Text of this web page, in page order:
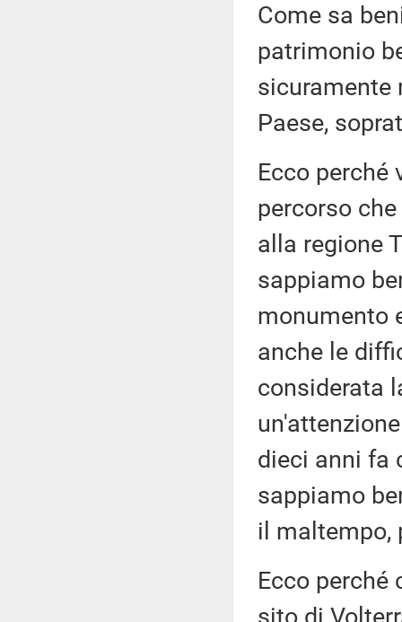
Come sa
patrimonio
sicuramente
Paese,
Ecco perché
percorso
alla regione
sappiamo
monumento
anche le
considerata
dieci anni fa
sappiamo
il maltempo,
Ecco